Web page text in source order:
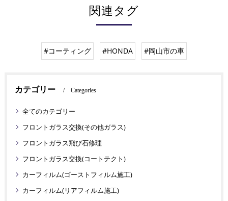
関連タグ
#コーティング #HONDA #岡山市の車
カテゴリー Categories
全てのカテゴリー
フロントガラス交換(その他ガラス)
フロントガラス飛び石修理
フロントガラス交換(コートテクト)
カーフィルム(ゴーストフィルム施工)
カーフィルム(リアフィルム施工)